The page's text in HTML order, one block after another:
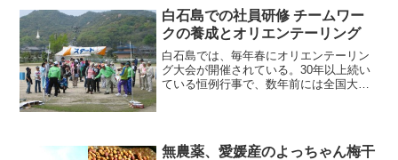
白石島での社員研修 チームワー
クの養成とオリエンテーリング
白石島では、毎年春にオリエンテーリン
グ大会が開催されている。30年以上続い
ている恒例行事で、数年前には全国大会
手く活用していると評判だ。
無農薬、愛媛産のよっちゃん梅干